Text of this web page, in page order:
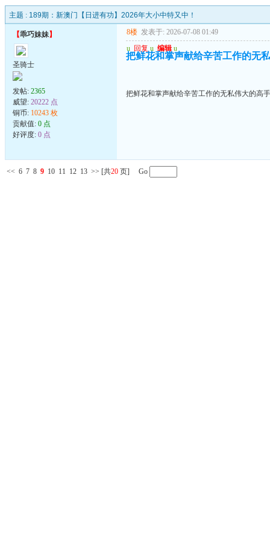
主题 : 189期：新澳门【日进有功】2026年大小中特又中！
【乖巧妹妹】
圣骑士
发帖: 2365
威望: 20222 点
铜币: 10243 枚
贡献值: 0 点
好评度: 0 点
8楼 发表于: 2026-07-08 01:49
u 回复 u 编辑 u
把鲜花和掌声献给辛苦工作的无
把鲜花和掌声献给辛苦工作的无私伟大的高
<< 6 7 8 9 10 11 12 13 >> [共20 页] Go